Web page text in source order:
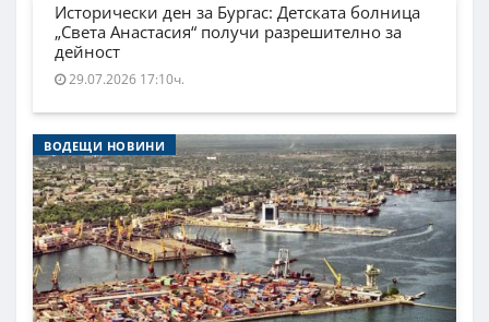
Исторически ден за Бургас: Детската болница
„Света Анастасия“ получи разрешително за
дейност
29.07.2026 17:10ч.
ВОДЕЩИ НОВИНИ